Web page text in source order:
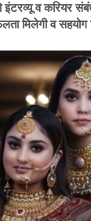
इंटरव्यू व करियर
मिलेगी व सहयोग